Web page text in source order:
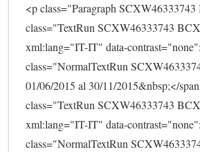
<p class="Paragraph
class="TextRun SCXW46333743
xml:lang="IT-IT" data-
class="NormalTextRun
01/06/2015 al 30/11/2015&nbsp;</
class="TextRun SCXW46333743
xml:lang="IT-IT" data-
class="NormalTextRun